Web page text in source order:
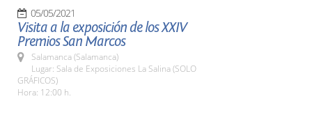
05/05/2021
Visita a la exposición de los XXIV
Premios San Marcos
Salamanca (Salamanca)
Lugar: Sala de Exposiciones La Salina (SOLO
GRÁFICOS)
Hora: 12:00 h.